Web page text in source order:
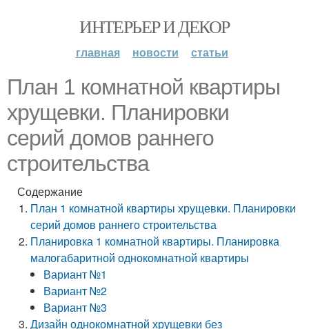
ИНТЕРЬЕР И ДЕКОР
главная новости статьи
План 1 комнатной квартиры
хрущевки. Планировки
серий домов раннего
строительства
Содержание
План 1 комнатной квартиры хрущевки. Планировки
серий домов раннего строительства
Планировка 1 комнатной квартиры. Планировка
малогабаритной однокомнатной квартиры
Вариант №1
Вариант №2
Вариант №3
Дизайн однокомнатной хрущевки без